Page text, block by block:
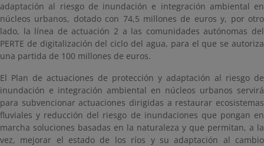
adaptación al riesgo de inundación e integración ambiental en
núcleos urbanos, dotado con 74,5 millones de euros y, por otro
lado, la línea de actuación 2 a las comunidades autónomas del
PERTE de digitalización del ciclo del agua, para el que se autoriza
una partida de 100 millones de euros.
El Plan de actuaciones de protección y adaptación al riesgo de
inundación e integración ambiental en núcleos urbanos servirá
para subvencionar actuaciones dirigidas a restaurar ecosistemas
fluviales y reducción del riesgo de inundaciones que pongan en
marcha soluciones basadas en la naturaleza y que permitan, a la
vez, mejorar el estado de los ríos y su adaptación al cambio